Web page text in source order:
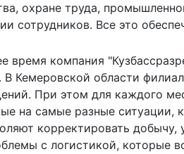
охране труда,
сотрудников. Все это
время компания
В Кемеровской области
При этом для каждого
на самые разные ситуации,
корректировать
с логистикой, которые